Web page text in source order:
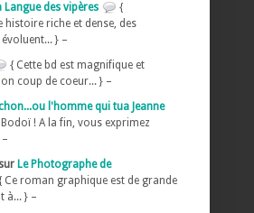
Langue des vipères
{
histoire riche et dense, des
} –
{ Cette bd est magnifique et
coup de coeur... } –
l'homme qui tua Jeanne
! A la fin, vous exprimez
Le Photographe de
Ce roman graphique est de grande
à... } –